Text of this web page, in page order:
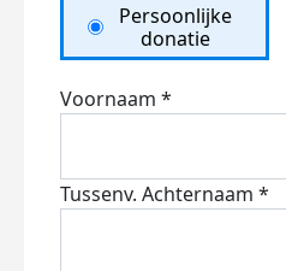
Persoonlijke
donatie
Voornaam *
Tussenv. Achternaam *